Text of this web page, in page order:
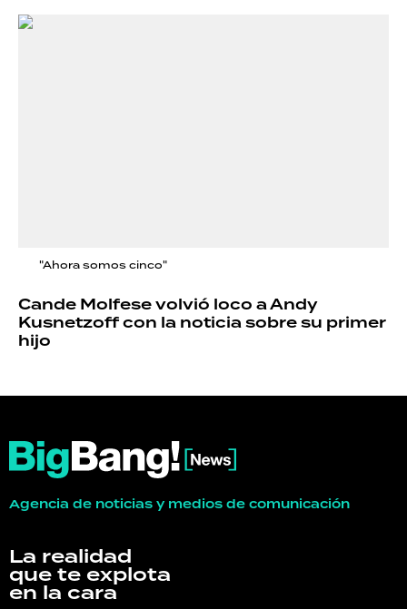
"Ahora somos cinco"
Cande Molfese volvió loco a Andy
Kusnetzoff con la noticia sobre su primer
hijo
Agencia de noticias y medios de comunicación
La realidad
que te explota
en la cara